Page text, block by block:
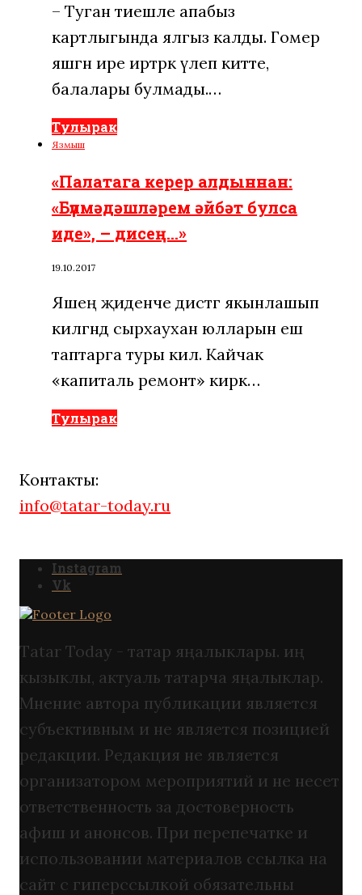
– Туган тиешле апабыз
картлыгында ялгыз калды. Гомер
яшәгән ире иртәрәк үлеп китте,
балалары булмады.…
Тулырак
Язмыш
«Палатага керер алдыннан:
«Бүлмәдәшләрем әйбәт булса
иде», – дисең…»
19.10.2017
Яшең җиденче дистәгә якынлашып
килгәндә сырхауханә юлларын еш
таптарга туры килә. Кайчак
«капиталь ремонт» кирәк…
Тулырак
Контакты:
info@tatar-today.ru
Instagram
Vk
Tatar Today - татар яңалыклары. иң
кызыклы, актуаль татарча яңалыклар.
Мнение автора публикации является
субъективным и не является позицией
редакции. Редакция не является
организатором мероприятий и не несет
ответственность за достоверность
афиш и анонсов. При перепечатке и
использовании материалов ссылка на
сайт с гиперссылкой обязательны